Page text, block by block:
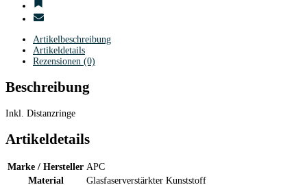
Artikelbeschreibung
Artikeldetails
Rezensionen (0)
Beschreibung
Inkl. Distanzringe
Artikeldetails
Marke / Hersteller APC
Material
Glasfaserverstärkter Kunststoff